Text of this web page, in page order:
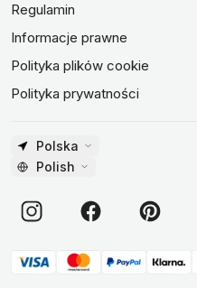
Regulamin
Informacje prawne
Polityka plików cookie
Polityka prywatności
Polska
Polish